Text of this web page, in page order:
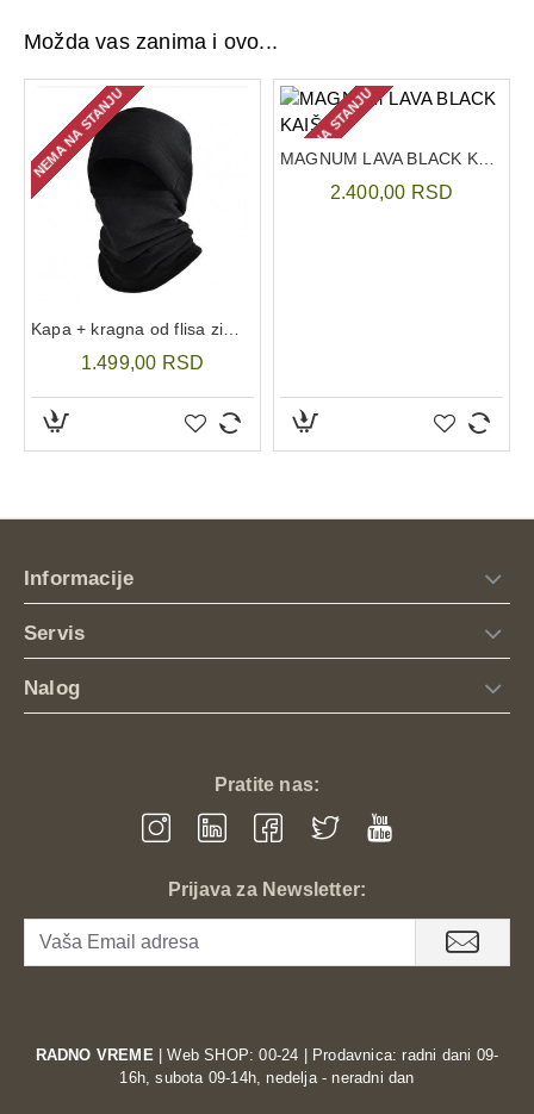
Možda vas zanima i ovo...
NEMA NA STANJU
Kapa + kragna od flisa zimska HMS crna
1.499,00 RSD
NEMA NA STANJU MAGNUM LAVA BLACK KAIŠ
2.400,00 RSD
Informacije
Servis
Nalog
Pratite nas:
Prijava za Newsletter:
RADNO VREME| Web SHOP: 00-24 | Prodavnica: radni dani 09-
16h, subota 09-14h, nedelja - neradni dan